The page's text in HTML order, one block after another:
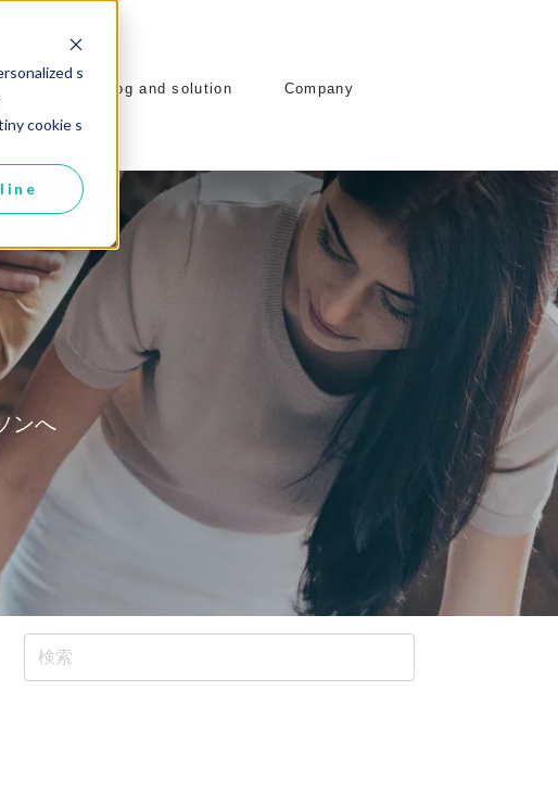
s
cookie s
Blog and solution Company
ンへ